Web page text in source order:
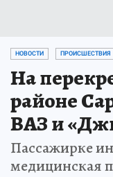
НОВОСТИ ПРОИСШЕСТВИЯ
На
районе
ВАЗ и
Пассажирке
медицинская